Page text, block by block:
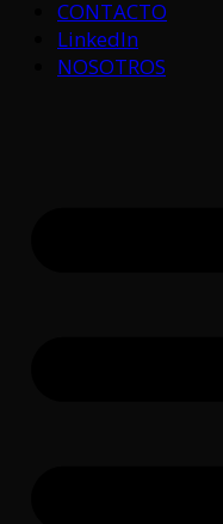
CONTACTO
LinkedIn
NOSOTROS